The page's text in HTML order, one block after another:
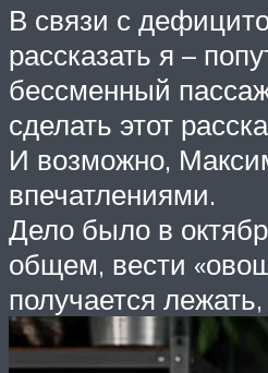
В связи с
рассказать я –
бессменный
сделать этот
И возможно,
впечатлениями.
Дело было в
общем, вести
получается